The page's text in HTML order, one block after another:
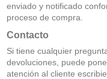
enviado y notificado
proceso de compra.
Contacto
Si tiene cualquier
devoluciones, puede
atención al cliente